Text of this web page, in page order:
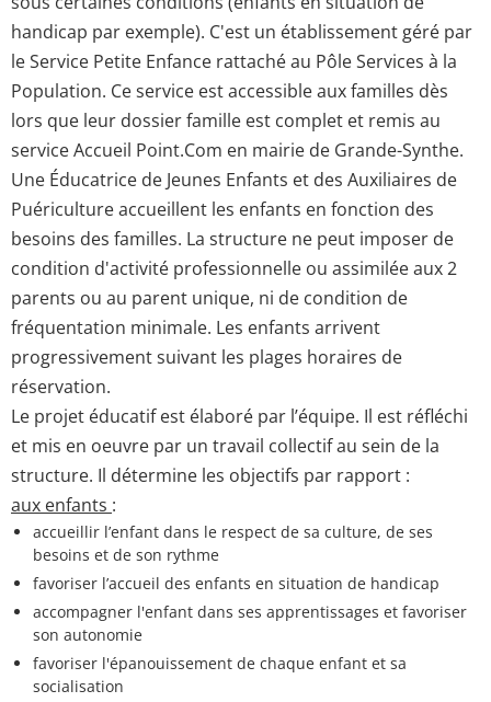
handicap par exemple). C'est un établissement géré par
le Service Petite Enfance rattaché au Pôle Services à la
Population. Ce service est accessible aux familles dès
lors que leur dossier famille est complet et remis au
service Accueil Point.Com en mairie de Grande-Synthe.
Une Éducatrice de Jeunes Enfants et des Auxiliaires de
Puériculture accueillent les enfants en fonction des
besoins des familles. La structure ne peut imposer de
condition d'activité professionnelle ou assimilée aux 2
parents ou au parent unique, ni de condition de
fréquentation minimale. Les enfants arrivent
progressivement suivant les plages horaires de
réservation.
Le projet éducatif est élaboré par l’équipe. Il est réfléchi
et mis en oeuvre par un travail collectif au sein de la
structure. Il détermine les objectifs par rapport :
aux enfants :
accueillir l’enfant dans le respect de sa culture, de ses
besoins et de son rythme
favoriser l’accueil des enfants en situation de handicap
accompagner l'enfant dans ses apprentissages et favoriser
son autonomie
favoriser l'épanouissement de chaque enfant et sa
socialisation